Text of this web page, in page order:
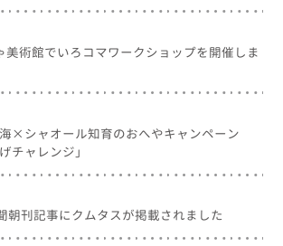
美術館でいろコマワークショップを開催しま
×シャオール知育のおへやキャンペーン
チャレンジ」
朝刊記事にクムタスが掲載されました